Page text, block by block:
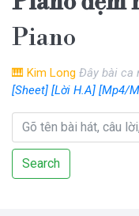
Piano
🎹 Kim Long Đây bài ca
[Sheet] [Lời H.A] [Mp4/
Search